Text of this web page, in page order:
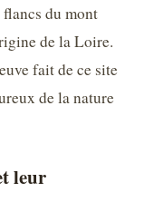
du mont
de la Loire.
fait de ce site
de la nature
leur